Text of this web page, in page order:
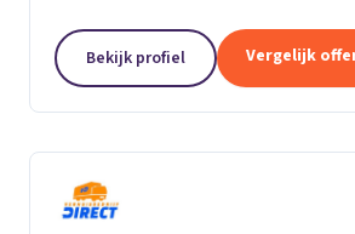
opslag van inboedel, de- en
Bekijk profiel Vergelijk